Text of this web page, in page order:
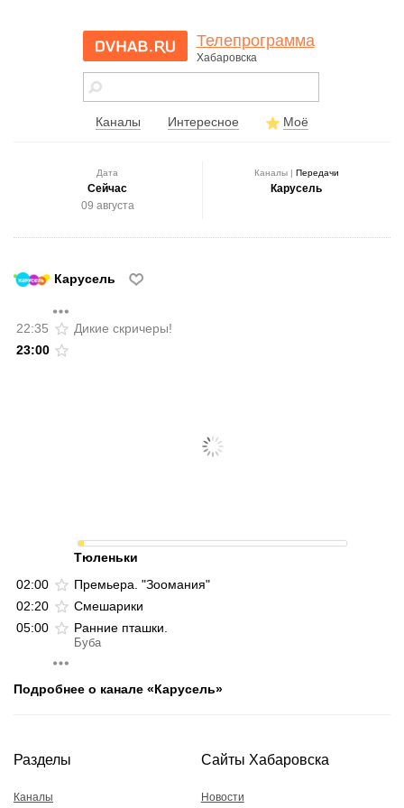
dvhab.ru - сайт
города
Телепрограмма
Хабаровска
Каналы Интересное Моё
Дата
Сейчас
09 августа
Каналы | Передачи
Карусель
Карусель
22:35
Дикие скричеры!
23:00
Тюленьки
02:00
Премьера. "Зоомания"
02:20
Смешарики
05:00
Ранние пташки.
Буба
Подробнее о канале «Карусель»
Разделы
Каналы
Сайты Хабаровска
Новости